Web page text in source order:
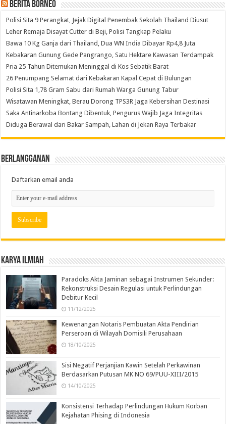
Berita Borneo
Polisi Sita 9 Perangkat, Jejak Digital Penembak Sekolah Thailand Diusut
Leher Remaja Disayat Cutter di Beji, Polisi Tangkap Pelaku
Bawa 10 Kg Ganja dari Thailand, Dua WN India Dibayar Rp4,8 Juta
Kebakaran Gunung Gede Pangrango, Satu Hektare Kawasan Terdampak
Pria 25 Tahun Ditemukan Meninggal di Kos Sebatik Barat
26 Penumpang Selamat dari Kebakaran Kapal Cepat di Bulungan
Polisi Sita 1,78 Gram Sabu dari Rumah Warga Gunung Tabur
Wisatawan Meningkat, Berau Dorong TPS3R Jaga Kebersihan Destinasi
Saka Antinarkoba Bontang Dibentuk, Pengurus Wajib Jaga Integritas
Diduga Berawal dari Bakar Sampah, Lahan di Jekan Raya Terbakar
Berlangganan
Daftarkan email anda
Karya Ilmiah
Paradoks Akta Jaminan sebagai Instrumen Sekunder:
Rekonstruksi Desain Regulasi untuk Perlindungan
Debitur Kecil
11/12/2025
Kewenangan Notaris Pembuatan Akta Pendirian
Perseroan di Wilayah Domisili Perusahaan
18/10/2025
Sisi Negatif Perjanjian Kawin Setelah Perkawinan
Berdasarkan Putusan MK NO 69/PUU-XIII/2015
14/10/2025
Konsistensi Terhadap Perlindungan Hukum Korban
Kejahatan Phising di Indonesia